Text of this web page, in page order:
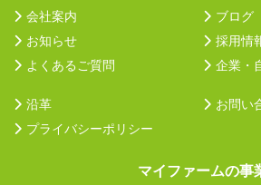
会社案内
ブログ
お知らせ
採用情
よくあるご質問
企業・
沿革
お問い
プライバシーポリシー
マイファームの事